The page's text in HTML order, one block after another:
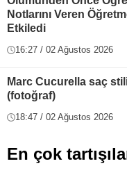
Notlarını Veren
Etkiledi
16:27 / 02 Ağustos 2026
Marc Cucurella saç
(fotoğraf)
18:47 / 02 Ağustos 2026
En çok